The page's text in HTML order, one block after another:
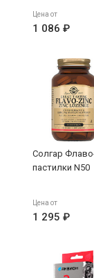
Цена от
1 086 ₽
Солгар
пастилки N50
Цена от
1 295 ₽